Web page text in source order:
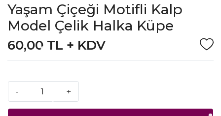
Yaşam Çiçeği Motifli Kalp
Model Çelik Halka Küpe
60,00 TL + KDV
- +